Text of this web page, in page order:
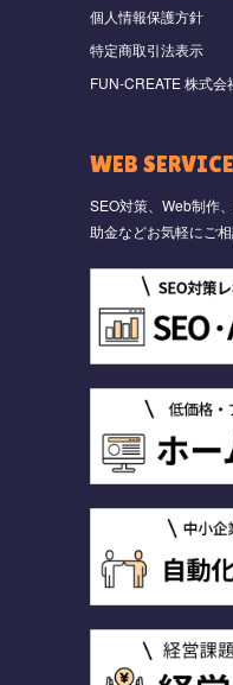
個人情報保護方針
特定商取引法表示
FUN-CREATE 株式会
WEB SERVICE
SEO対策、Web制作
助金などお気軽にご相